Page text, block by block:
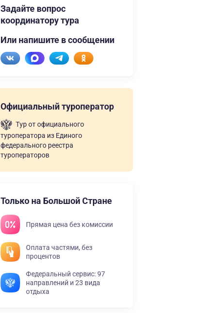
Задайте вопрос
координатору тура
Или напишите в сообщении
Официальный туроператор
Тур от официального
туроператора из Единого
федерального реестра
туроператоров
Только на Большой Стране
Прямая цена без комиссии
Оплата частями, без
процентов
Федеральный сервис: 97
направлений и 23 вида
отдыха